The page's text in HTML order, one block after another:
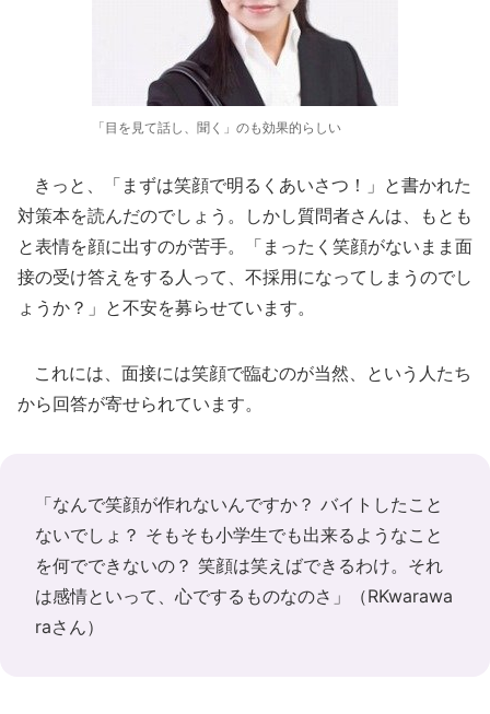
「目を見て話し、聞く」のも効果的らしい
きっと、「まずは笑顔で明るくあいさつ！」と書かれた
対策本を読んだのでしょう。しかし質問者さんは、もとも
と表情を顔に出すのが苦手。「まったく笑顔がないまま面
接の受け答えをする人って、不採用になってしまうのでし
ょうか？」と不安を募らせています。
これには、面接には笑顔で臨むのが当然、という人たち
から回答が寄せられています。
「なんで笑顔が作れないんですか？ バイトしたこと
ないでしょ？ そもそも小学生でも出来るようなこと
を何でできないの？ 笑顔は笑えばできるわけ。それ
は感情といって、心でするものなのさ」（RKwarawa
raさん）